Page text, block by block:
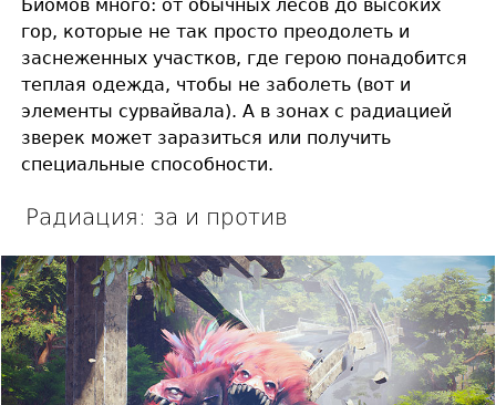
Биомов много: от обычных лесов до высоких
гор, которые не так просто преодолеть и
заснеженных участков, где герою понадобится
теплая одежда, чтобы не заболеть (вот и
элементы сурвайвала). А в зонах с радиацией
зверек может заразиться или получить
специальные способности.
Радиация: за и против